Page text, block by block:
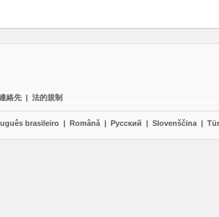
絡先 | 法的規制
brasileiro | Română | Pyccĸий | Slovenščina |